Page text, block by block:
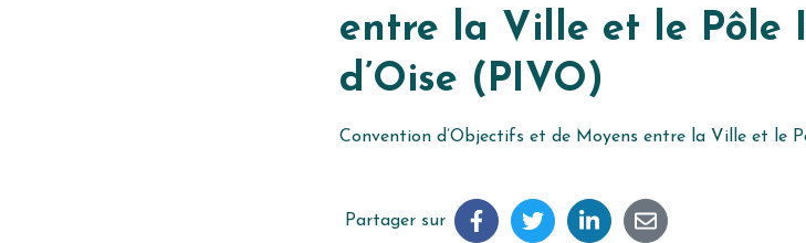
entre la Ville et le Pôle
d’Oise (PIVO)
Convention d’Objectifs et de Moyens entre la Ville et le
Partager sur